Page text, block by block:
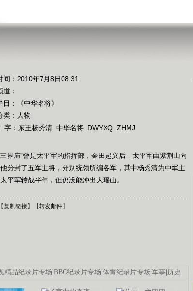
间：2010年7月8日08:31
道：
目：
《中华名将》
类：人物
： 东王杨秀清 中华名将 DWYXQ ZHMJ
界庙”曾是太平军的指挥部，金田起义后，太平军由紫荆山向
分封了五军主将，分别统领所编各军，其中杨秀清为中军主
平军转战半年，但仍没能冲出大瑶山。
【复制链接】【转发邮件】
精品纪录片专场|BBC纪录片专场|体育纪录片专场|军事| 历史